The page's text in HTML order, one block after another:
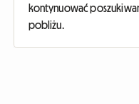
kontynuować
pobliżu.